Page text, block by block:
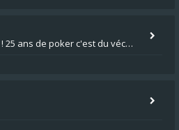
Salut Stéphane, Bienvenue ! 25 ans de poker c'est du vécu quand même. Moi je suis relativementnouveau (2018) mais j'ai a